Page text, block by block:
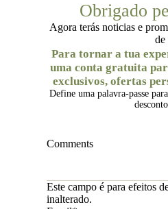
Obrigado
Agora terás noticias e
de
Para tornar a tua
uma conta gratuita
exclusivos, ofertas
Define uma palavra-passe
Comments
Este campo é para efeitos
inalterado.